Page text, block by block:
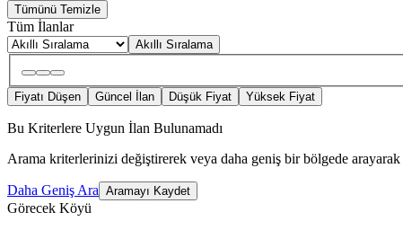
Tümünü Temizle
Tüm İlanlar
Akıllı Sıralama
Fiyatı Düşen Güncel İlan Düşük Fiyat Yüksek Fiyat
Bu Kriterlere Uygun İlan Bulunamadı
Arama kriterlerinizi değiştirerek veya daha geniş bir bölgede
Daha Geniş Ara Aramayı Kaydet
Görecek Köyü